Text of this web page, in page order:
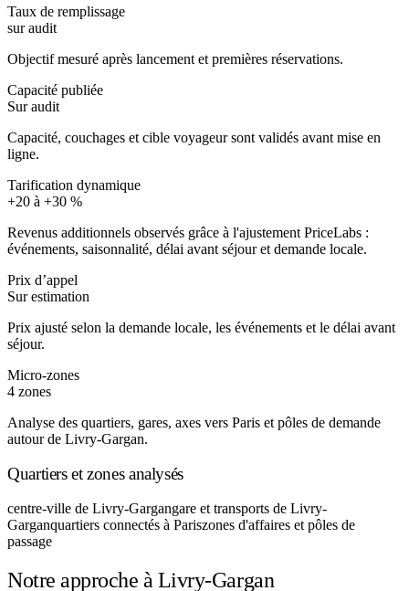
Taux de remplissage
sur audit
Objectif mesuré après lancement et premières réservations.
Capacité publiée
Sur audit
Capacité, couchages et cible voyageur sont validés avant mise en
ligne.
Tarification dynamique
+20 à +30 %
Revenus additionnels observés grâce à l'ajustement PriceLabs :
événements, saisonnalité, délai avant séjour et demande locale.
Prix d’appel
Sur estimation
Prix ajusté selon la demande locale, les événements et le délai avant
séjour.
Micro-zones
4 zones
Analyse des quartiers, gares, axes vers Paris et pôles de demande
autour de Livry-Gargan.
Quartiers et zones analysés
centre-ville de Livry-Gargangare et transports de Livry-
Garganquartiers connectés à Pariszones d'affaires et pôles de
passage
Notre approche à Livry-Gargan